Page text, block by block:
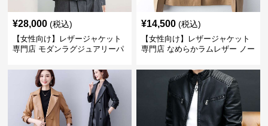
¥28,000 (税込)
【女性向け】レザージャケット
専門店 モダンラグジュアリーパ
¥14,500 (税込)
【女性向け】レザージャケット
専門店 なめらかラムレザー ノー